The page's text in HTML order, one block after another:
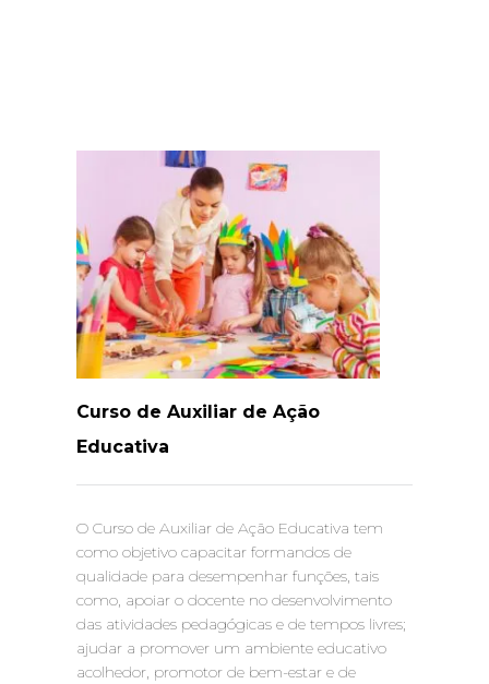
Curso de Auxiliar de Ação
Educativa
O Curso de Auxiliar de Ação Educativa tem
como objetivo capacitar formandos de
qualidade para desempenhar funções, tais
como, apoiar o docente no desenvolvimento
das atividades pedagógicas e de tempos livres;
ajudar a promover um ambiente educativo
acolhedor, promotor de bem-estar e de